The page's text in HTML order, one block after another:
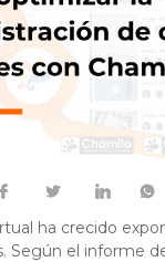
ha crecido
Según el informe